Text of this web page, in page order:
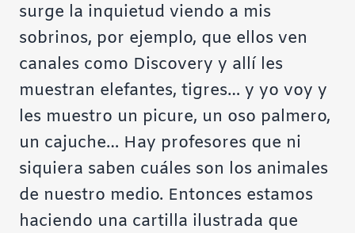
surge la inquietud viendo a mis
sobrinos, por ejemplo, que ellos ven
canales como Discovery y allí les
muestran elefantes, tigres… y yo voy y
les muestro un picure, un oso palmero,
un cajuche… Hay profesores que ni
siquiera saben cuáles son los animales
de nuestro medio. Entonces estamos
haciendo una cartilla ilustrada que